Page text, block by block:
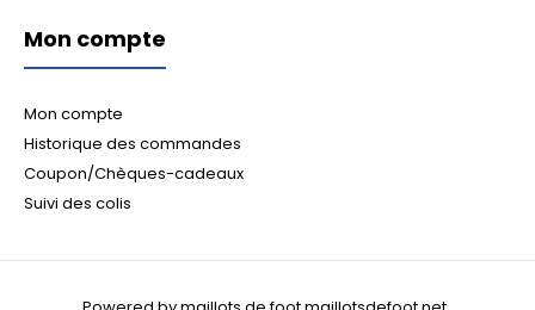
Mon compte
Mon compte
Historique des commandes
Coupon/Chèques-cadeaux
Suivi des colis